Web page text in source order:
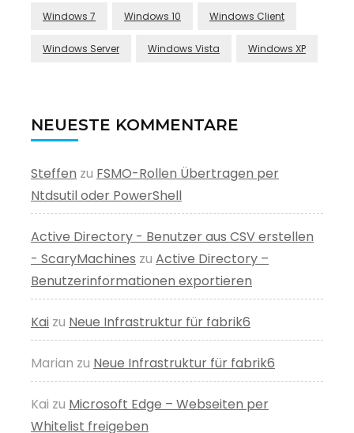
Windows 7 Windows 10 Windows Client
Windows Server Windows Vista Windows XP
NEUESTE KOMMENTARE
Steffen zu FSMO-Rollen Übertragen per
Ntdsutil oder PowerShell
Active Directory - Benutzer aus CSV erstellen
- ScaryMachines zu Active Directory –
Benutzerinformationen exportieren
Kai zu Neue Infrastruktur für fabrik6
Marian zu Neue Infrastruktur für fabrik6
Kai zu Microsoft Edge – Webseiten per
Whitelist freigeben